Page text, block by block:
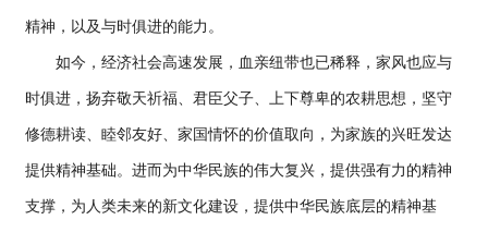
精神，以及与时俱进的能力。
如今，经济社会高速发展，血亲纽带也已稀释，家风也应与
时俱进，扬弃敬天祈福、君臣父子、上下尊卑的农耕思想，坚守
修德耕读、睦邻友好、家国情怀的价值取向，为家族的兴旺发达
提供精神基础。进而为中华民族的伟大复兴，提供强有力的精神
支撑，为人类未来的新文化建设，提供中华民族底层的精神基